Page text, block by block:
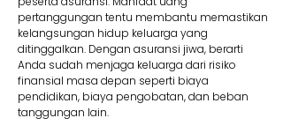
pertanggungan tentu membantu memastikan
kelangsungan hidup keluarga yang
ditinggalkan. Dengan asuransi jiwa, berarti
Anda sudah menjaga keluarga dari risiko
finansial masa depan seperti biaya
pendidikan, biaya pengobatan, dan beban
tanggungan lain.